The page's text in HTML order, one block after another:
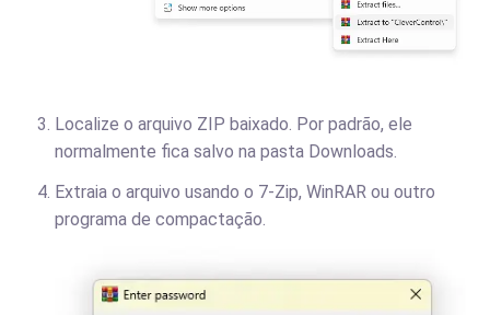
Localize o arquivo ZIP baixado. Por padrão, ele
normalmente fica salvo na pasta Downloads.
Extraia o arquivo usando o 7-Zip, WinRAR ou outro
programa de compactação.